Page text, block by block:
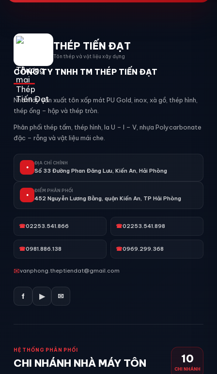
THÉP TIẾN ĐẠT
Tôn thép và vật liệu xây dựng
CÔNG TY TNHH TM THÉP TIẾN ĐẠT
Nhà máy sản xuất tôn xốp mát PU Gold, inox, xà gồ, thép hình,
thép ống – hộp và thép tròn.
Phân phối thép tấm, thép hình, la U – I – V, nhựa Polycarbonate
đặc – rỗng và vật liệu mái che.
●
ĐỊA CHỈ CHÍNH
Số 33 Đường Phan Đăng Lưu, Kiến An, Hải Phòng
●
ĐIỂM PHÂN PHỐI
452 Nguyễn Lương Bằng, quận Kiến An, TP Hải Phòng
☎02253.541.866 ☎02253.541.898
☎0981.886.138 ☎0969.299.368
✉vanphong.theptiendat@gmail.com
f ▶ ✉
HỆ THỐNG PHÂN PHỐI
CHI NHÁNH NHÀ MÁY TÔN 10
CHI NHÁNH